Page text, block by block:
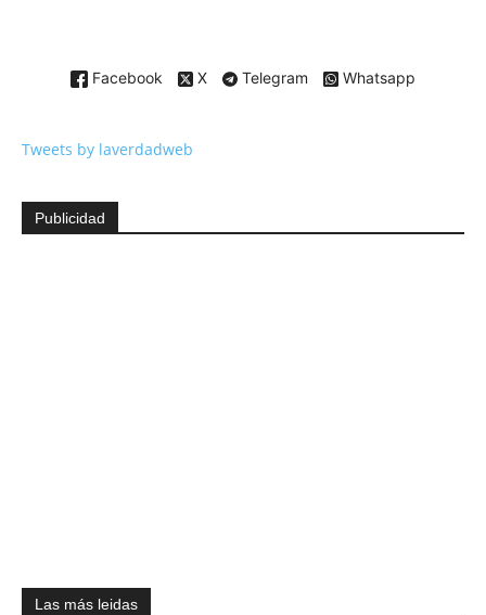
Facebook X Telegram Whatsapp
Tweets by laverdadweb
Publicidad
Las más leidas